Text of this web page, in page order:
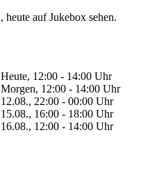
auf Jukebox sehen.
Heute, 12:00 - 14:00 Uhr
Morgen, 12:00 - 14:00 Uhr
12.08., 22:00 - 00:00 Uhr
15.08., 16:00 - 18:00 Uhr
16.08., 12:00 - 14:00 Uhr